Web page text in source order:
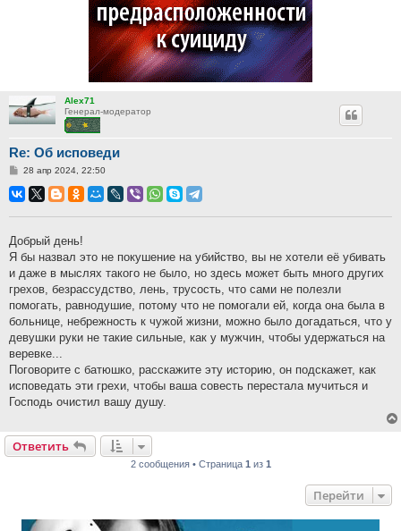
Alex71
Генерал-модератор
Re: Об исповеди
Сообщение
28 апр 2024, 22:50
Добрый день!
Я бы назвал это не покушение на убийство, вы не хотели её убивать
и даже в мыслях такого не было, но здесь может быть много других
грехов, безрассудство, лень, трусость, что сами не полезли
помогать, равнодушие, потому что не помогали ей, когда она была в
больнице, небрежность к чужой жизни, можно было догадаться, что у
девушки руки не такие сильные, как у мужчин, чтобы удержаться на
веревке...
Поговорите с батюшко, расскажите эту историю, он подскажет, как
исповедать эти грехи, чтобы ваша совесть перестала мучиться и
Господь очистил вашу душу.
Ответить
2 сообщения • Страница 1 из 1
Перейти